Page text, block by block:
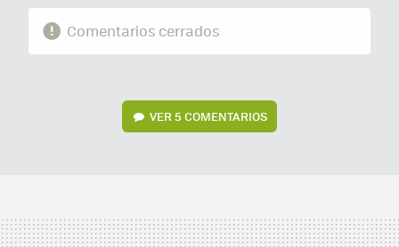
Comentarios cerrados
VER 5 COMENTARIOS